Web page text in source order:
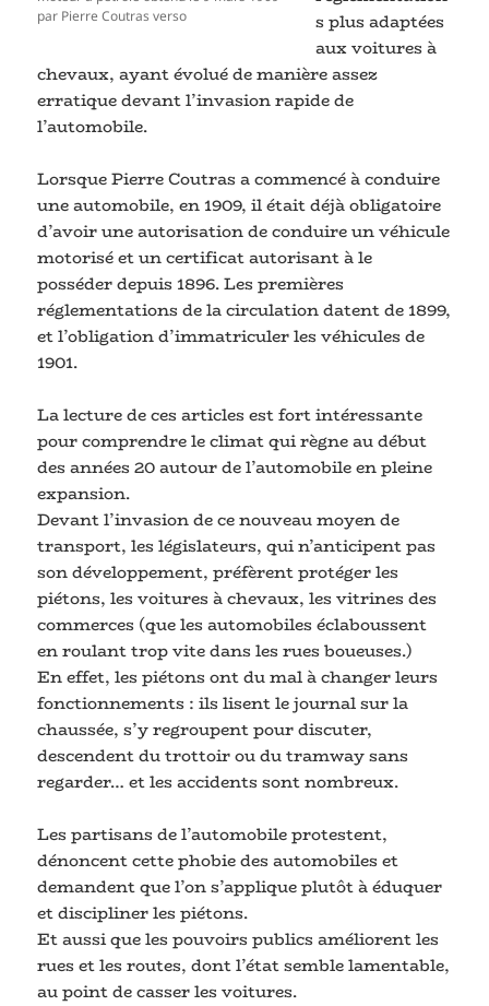
par Pierre Coutras verso
s plus adaptées
aux voitures à
chevaux, ayant évolué de manière assez
erratique devant l’invasion rapide de
l’automobile.
Lorsque Pierre Coutras a commencé à conduire
une automobile, en 1909, il était déjà obligatoire
d’avoir une autorisation de conduire un véhicule
motorisé et un certificat autorisant à le
posséder depuis 1896. Les premières
réglementations de la circulation datent de 1899,
et l’obligation d’immatriculer les véhicules de
1901.
La lecture de ces articles est fort intéressante
pour comprendre le climat qui règne au début
des années 20 autour de l’automobile en pleine
expansion.
Devant l’invasion de ce nouveau moyen de
transport, les législateurs, qui n’anticipent pas
son développement, préfèrent protéger les
piétons, les voitures à chevaux, les vitrines des
commerces (que les automobiles éclaboussent
en roulant trop vite dans les rues boueuses.)
En effet, les piétons ont du mal à changer leurs
fonctionnements : ils lisent le journal sur la
chaussée, s’y regroupent pour discuter,
descendent du trottoir ou du tramway sans
regarder… et les accidents sont nombreux.
Les partisans de l’automobile protestent,
dénoncent cette phobie des automobiles et
demandent que l’on s’applique plutôt à éduquer
et discipliner les piétons.
Et aussi que les pouvoirs publics améliorent les
rues et les routes, dont l’état semble lamentable,
au point de casser les voitures.